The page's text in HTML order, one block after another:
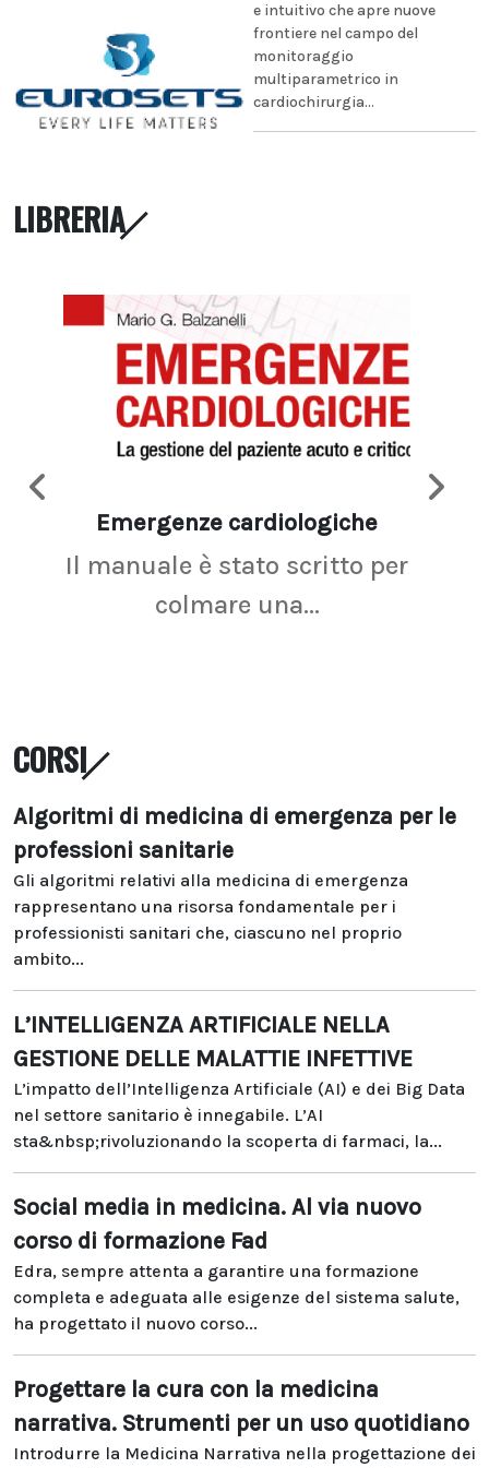
e intuitivo che apre nuove
frontiere nel campo del
monitoraggio
multiparametrico in
cardiochirurgia...
LIBRERIA
Emergenze cardiologiche
Il manuale è stato scritto per
colmare una...
CORSI
Algoritmi di medicina di emergenza per le
professioni sanitarie
Gli algoritmi relativi alla medicina di emergenza
rappresentano una risorsa fondamentale per i
professionisti sanitari che, ciascuno nel proprio
ambito...
L’INTELLIGENZA ARTIFICIALE NELLA
GESTIONE DELLE MALATTIE INFETTIVE
L’impatto dell’Intelligenza Artificiale (AI) e dei Big Data
nel settore sanitario è innegabile. L’AI
sta&nbsp;rivoluzionando la scoperta di farmaci, la...
Social media in medicina. Al via nuovo
corso di formazione Fad
Edra, sempre attenta a garantire una formazione
completa e adeguata alle esigenze del sistema salute,
ha progettato il nuovo corso...
Progettare la cura con la medicina
narrativa. Strumenti per un uso quotidiano
Introdurre la Medicina Narrativa nella progettazione dei